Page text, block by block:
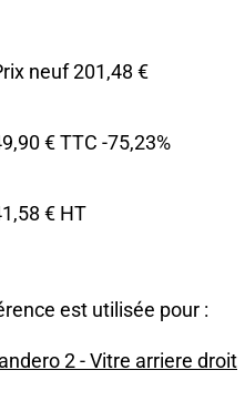
neuf 201,48 €
€ TTC -75,23%
€ HT
est utilisée pour :
2 - Vitre arriere droit